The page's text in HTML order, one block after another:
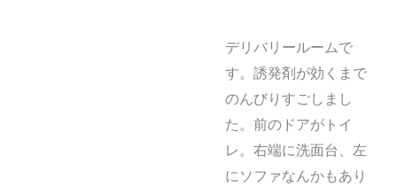
デリバリールームで
す。誘発剤が効くまで
のんびりすごしまし
た。前のドアがトイ
レ。右端に洗面台、左
にソファなんかもあり